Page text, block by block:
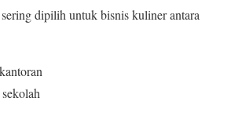
dipilih untuk bisnis kuliner antara